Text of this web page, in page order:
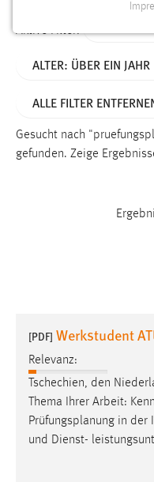
Aktive Filter:
ALTER: ÜBER EIN JAHR
ALLE FILTER
Gesucht nach
gefunden. Zeige
[PDF] Werkstudent
Relevanz:
Tschechien, den
Thema Ihrer Arbeit:
Prüfungsplanung in der
und Dienst-
Funktionen und sind
Name:
Dieser Cookie
Performance
Name:
staticfilecache
Zweck:
Für performante
gespeichert, ob man